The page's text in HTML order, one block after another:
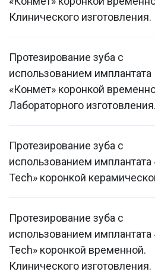
Клинического изготовления.
Протезирование зуба с
использованием имплантата
«Конмет» коронкой
Лабораторного изготовления.
Протезирование зуба с
использованием имплантата
Tech» коронкой
Протезирование зуба с
использованием имплантата
Tech» коронкой временной.
Клинического изготовления.